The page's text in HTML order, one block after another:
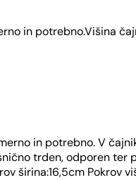
in potrebno.Višina
in potrebno. V
trden, odporen
širina:16,5cm Pokrov